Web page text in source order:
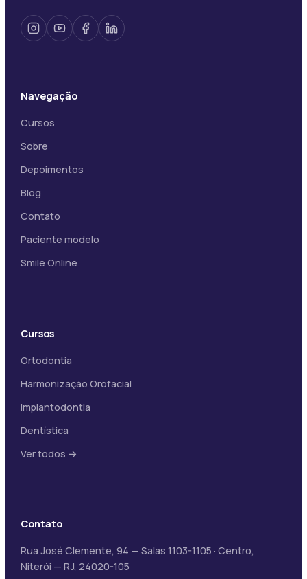
Navegação
Cursos
Sobre
Depoimentos
Blog
Contato
Paciente modelo
Smile Online
Cursos
Ortodontia
Harmonização Orofacial
Implantodontia
Dentística
Ver todos →
Contato
Rua José Clemente, 94 — Salas 1103-1105 · Centro,
Niterói — RJ, 24020-105